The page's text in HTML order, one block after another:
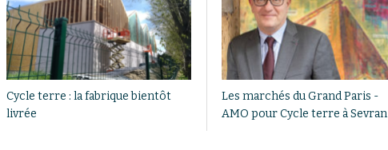
Cycle terre : la fabrique bientôt
livrée
Les marchés du Grand Paris -
AMO pour Cycle terre à Sevran